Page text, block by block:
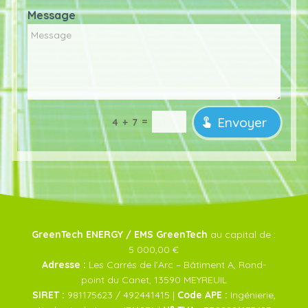
Message
4 + 7 = Envoyer
GreenTech ENERGY / EMS GreenTech au capital de :
5 000,00 €
Adresse : Les Carrés de l’Arc – Bâtiment A, Rond-
point du Canet, 13590 MEYREUIL
SIRET : 981175623 / 492441415 | Code APE : Ingénierie,